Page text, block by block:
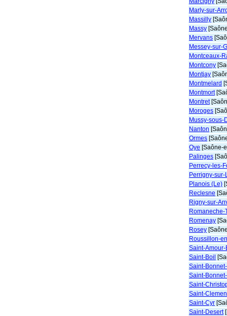
Marly-sur-
Massilly
Massy
Mervans
Messey-sur-
Montceaux-
Montcony
Montjay
Montmelard
Montmort
Montret
Moroges
Mussy-sous-
Nanton
Ormes
Oye [Saône-
Palinges
Perrecy-les-
Perrigny-sur-
Planois (Le)
Reclesne
Rigny-sur-
Romaneche-
Romenay
Rosey
Roussillon-
Saint-
Saint-Boil
Saint-
Saint-
Saint-
Saint-
Saint-Cyr
Saint-Desert